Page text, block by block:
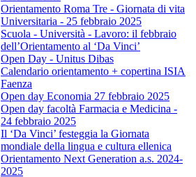
Orientamento Roma Tre - Giornata di vita
Universitaria - 25 febbraio 2025
Scuola - Università - Lavoro: il febbraio
dell’Orientamento al ‘Da Vinci’
Open Day - Unitus Dibas
Calendario orientamento + copertina ISIA
Faenza
Open day Economia 27 febbraio 2025
Open day facoltà Farmacia e Medicina -
24 febbraio 2025
Il ‘Da Vinci’ festeggia la Giornata
mondiale della lingua e cultura ellenica
Orientamento Next Generation a.s. 2024-
2025